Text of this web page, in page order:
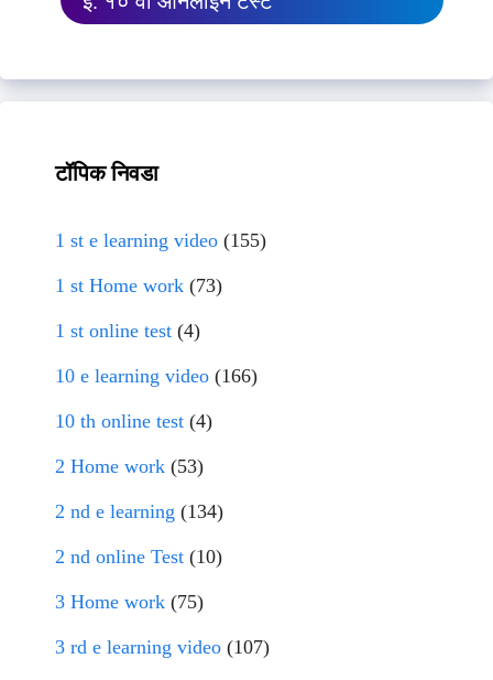
टॉपिक निवडा
1 st e learning video (155)
1 st Home work (73)
1 st online test (4)
10 e learning video (166)
10 th online test (4)
2 Home work (53)
2 nd e learning (134)
2 nd online Test (10)
3 Home work (75)
3 rd e learning video (107)